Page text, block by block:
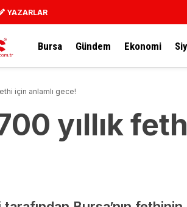
YAZARLAR
Bursa Gündem Ekonomi
için anlamlı gece!
yıllık